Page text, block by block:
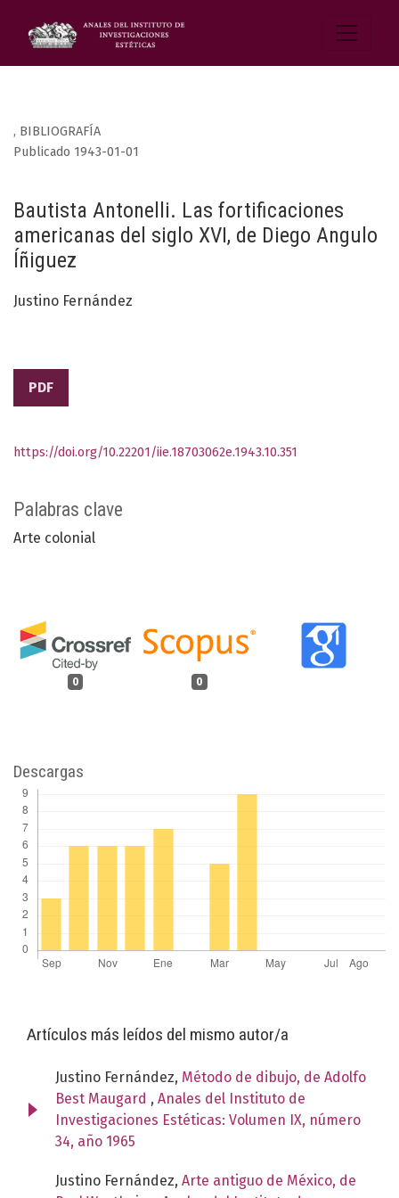
, BIBLIOGRAFÍA
Bautista Antonelli. Las fortificaciones
americanas del siglo XVI, de Diego Angulo
Íñiguez
Publicado 1943-01-01
Justino Fernández
PDF
Palabras clave
Arte colonial
0 0
https://doi.org/10.22201/iie.18703062e.1943.10.351
Descargas
Artículos más leídos del mismo autor/a
Justino Fernández, Método de dibujo, de Adolfo
Best Maugard , Anales del Instituto de
Investigaciones Estéticas: Volumen IX, número
34, año 1965
Justino Fernández, Arte antiguo de México, de